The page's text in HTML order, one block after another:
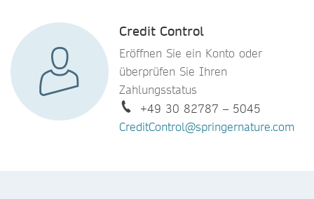
Credit Control
Eröffnen Sie ein Konto oder
überprüfen Sie Ihren
Zahlungsstatus
+49 30 82787 – 5045
CreditControl@springernature.com